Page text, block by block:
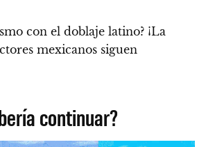
con el doblaje latino? ¡La
mexicanos siguen
continuar?